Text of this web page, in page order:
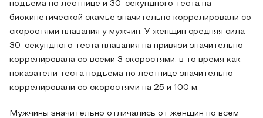
подъема по лестнице и 30-секундного теста на
биокинетической скамье значительно коррелировали со
скоростями плавания у мужчин. У женщин средняя сила
30-секундного теста плавания на привязи значительно
коррелировала со всеми 3 скоростями, в то время как
показатели теста подъема по лестнице значительно
коррелировали со скоростями на 25 и 100 м.
Мужчины значительно отличались от женщин по всем